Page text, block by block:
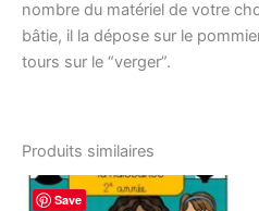
nombre du matériel de votre
bâtie, il la dépose sur le
tours sur le “verger”.
Produits similaires
Save